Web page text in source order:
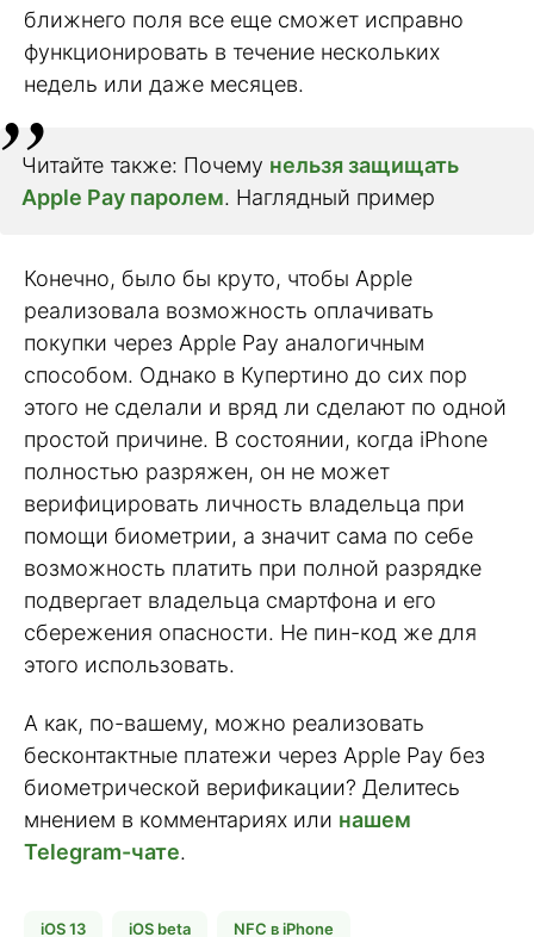
ближнего поля все еще сможет исправно
функционировать в течение нескольких
недель или даже месяцев.
Читайте также: Почему нельзя защищать
Apple Pay паролем. Наглядный пример
Конечно, было бы круто, чтобы Apple
реализовала возможность оплачивать
покупки через Apple Pay аналогичным
способом. Однако в Купертино до сих пор
этого не сделали и вряд ли сделают по одной
простой причине. В состоянии, когда iPhone
полностью разряжен, он не может
верифицировать личность владельца при
помощи биометрии, а значит сама по себе
возможность платить при полной разрядке
подвергает владельца смартфона и его
сбережения опасности. Не пин-код же для
этого использовать.
А как, по-вашему, можно реализовать
бесконтактные платежи через Apple Pay без
биометрической верификации? Делитесь
мнением в комментариях или нашем
Telegram-чате.
iOS 13 iOS beta NFC в iPhone